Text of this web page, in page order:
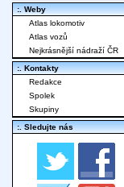
:. Weby
Atlas lokomotiv
Atlas vozů
Nejkrásnější nádraží ČR
:. Kontakty
Redakce
Spolek
Skupiny
:. Sledujte nás